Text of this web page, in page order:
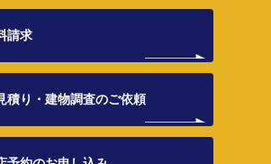
請求
積り・建物調査のご依頼